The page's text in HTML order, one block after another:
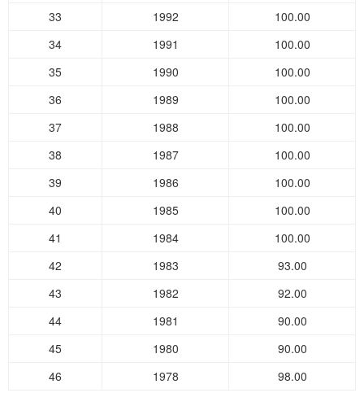
33 1992
100.00
34
1991
100.00
35
1990
100.00
36
1989
100.00
37
1988
100.00
38
1987
100.00
39
1986
100.00
40
1985
100.00
41
1984
100.00
42
1983
93.00
43
1982
92.00
44
1981
90.00
45
1980
90.00
46
1978 98.00